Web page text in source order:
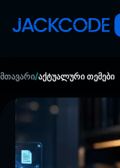
მთავარი/აქტუალური თემები